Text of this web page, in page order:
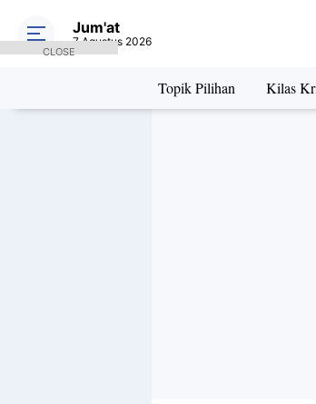
Jum'at
7 Agustus 2026
Topik Pilihan Kilas
CLOSE